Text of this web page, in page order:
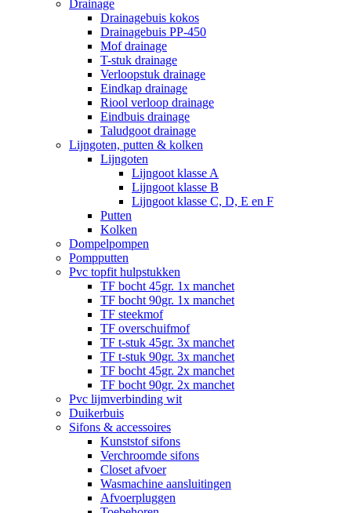
Drainage
Drainagebuis kokos
Drainagebuis PP-450
Mof drainage
T-stuk drainage
Verloopstuk drainage
Eindkap drainage
Riool verloop drainage
Eindbuis drainage
Taludgoot drainage
Lijngoten, putten & kolken
Lijngoten
Lijngoot klasse A
Lijngoot klasse B
Lijngoot klasse C, D, E en F
Putten
Kolken
Dompelpompen
Pompputten
Pvc topfit hulpstukken
TF bocht 45gr. 1x manchet
TF bocht 90gr. 1x manchet
TF steekmof
TF overschuifmof
TF t-stuk 45gr. 3x manchet
TF t-stuk 90gr. 3x manchet
TF bocht 45gr. 2x manchet
TF bocht 90gr. 2x manchet
Pvc lijmverbinding wit
Duikerbuis
Sifons & accessoires
Kunststof sifons
Verchroomde sifons
Closet afvoer
Wasmachine aansluitingen
Afvoerpluggen